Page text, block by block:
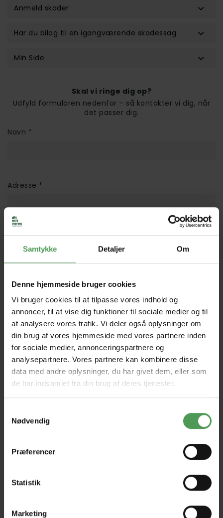
Samtykke Detaljer Om
Denne hjemmeside bruger cookies
Vi bruger cookies til at tilpasse vores indhold og
annoncer, til at vise dig funktioner til sociale medier og til
at analysere vores trafik. Vi deler også oplysninger om
din brug af vores hjemmeside med vores partnere inden
for sociale medier, annonceringspartnere og
analysepartnere. Vores partnere kan kombinere disse
data med andre oplysninger, du har givet dem, eller som
de har indsamlet fra din brug af deres tjenester.
Nødvendig
Præferencer
Statistik
Marketing
Anmeld skader
Har du bilag til en igangværende skadessag
Min Side
Skal vi ringe dig op?
Udfyld formularen nedenfor – så kontakter vi dig, når
det passer dig.
Navn *
Adresse *
Telefon nr.*
Kundenr.
dig op
Jeg bor
Email*